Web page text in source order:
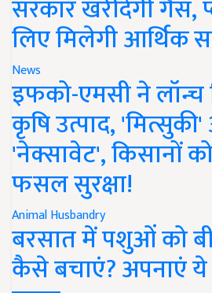
सरकार खरीदेगी गैस,
लिए मिलेगी आर्थिक
News
इफको-एमसी ने लॉन्च
कृषि उत्पाद,
'नेक्सावेट', किसानों
फसल सुरक्षा!
Animal Husbandry
बरसात में पशुओं को
कैसे बचाएं? अपनाएं